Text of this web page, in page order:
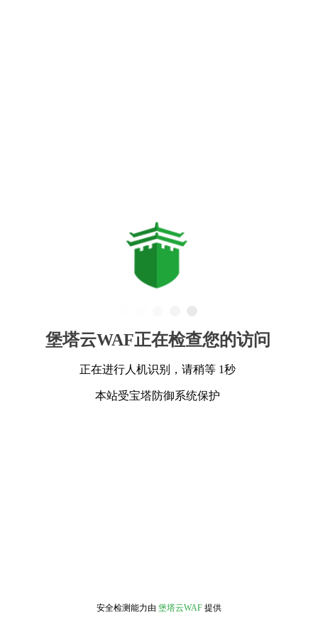
堡塔云WAF正在检查您的访问
正在进行人机识别，请稍等 1秒
本站受宝塔防御系统保护
安全检测能力由 堡塔云WAF 提供